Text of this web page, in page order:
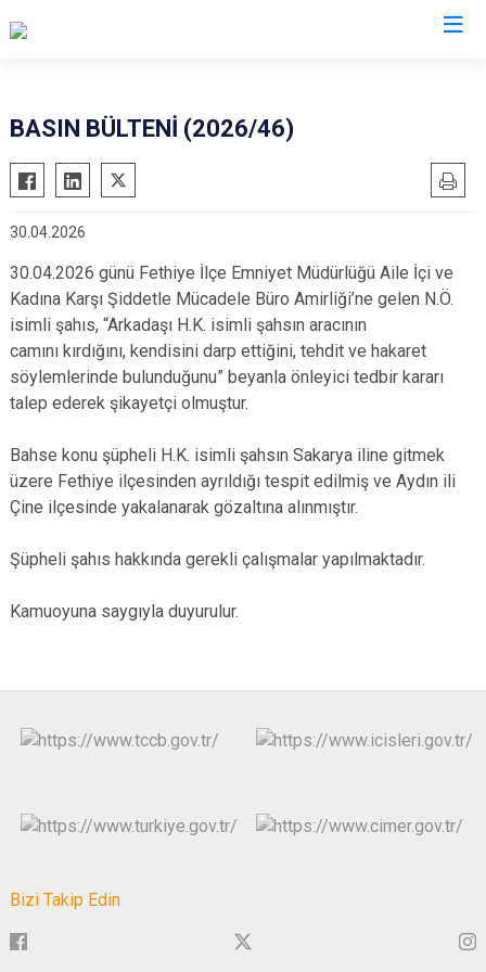
BASIN BÜLTENİ (2026/46)
30.04.2026
30.04.2026 günü Fethiye İlçe Emniyet Müdürlüğü Aile İçi ve
Kadına Karşı Şiddetle Mücadele Büro Amirliği’ne gelen N.Ö.
isimli şahıs, “Arkadaşı H.K. isimli şahsın aracının
camını kırdığını, kendisini darp ettiğini, tehdit ve hakaret
söylemlerinde bulunduğunu” beyanla önleyici tedbir kararı
talep ederek şikayetçi olmuştur.
Bahse konu şüpheli H.K. isimli şahsın Sakarya iline gitmek
üzere Fethiye ilçesinden ayrıldığı tespit edilmiş ve Aydın ili
Çine ilçesinde yakalanarak gözaltına alınmıştır.
Şüpheli şahıs hakkında gerekli çalışmalar yapılmaktadır.
Kamuoyuna saygıyla duyurulur.
Bizi Takip Edin